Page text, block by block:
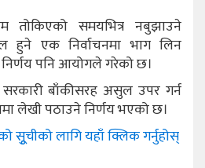
तोकिएको समयभित्र नबुझाउने
हुने एक निर्वाचनमा भाग लिन
पनि आयोगले गरेको छ।
बाँकीसरह असुल उपर गर्न
लेखी पठाउने निर्णय भएको छ।
सूुचीको लागि यहाँ क्लिक गर्नुहोस्